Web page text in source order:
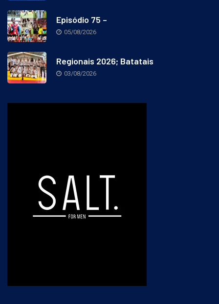
Episódio 75 –
05/08/2026
Regionais 2026; Batatais
03/08/2026